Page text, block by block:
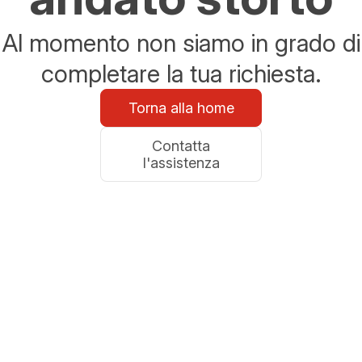
Al momento non siamo in grado di
completare la tua richiesta.
Torna alla home
Contatta
l'assistenza